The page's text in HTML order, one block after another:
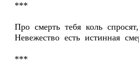
***
Про смерть тебя коль
Невежество есть истинная
***